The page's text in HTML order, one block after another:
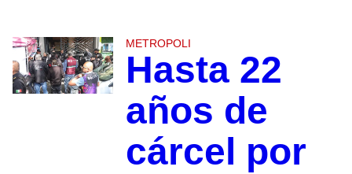
METROPOLI
Hasta 22
años de
cárcel por